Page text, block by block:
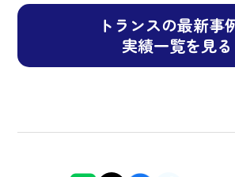
トランスの最新事
実績一覧を見る